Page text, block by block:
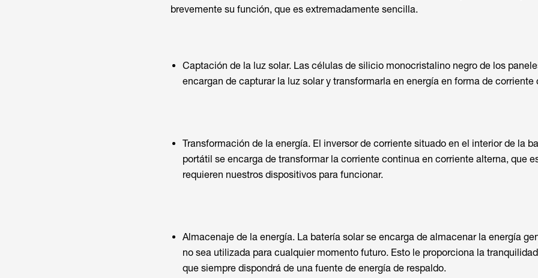
brevemente su función, que es extremadamente sencilla.
Captación de la luz solar. Las células de silicio monocristalino negro de los
encargan de capturar la luz solar y transformarla en energía en forma de corriente
Transformación de la energía. El inversor de corriente situado en el interior de la
portátil se encarga de transformar la corriente continua en corriente alterna, que
requieren nuestros dispositivos para funcionar.
Almacenaje de la energía. La batería solar se encarga de almacenar la energía
no sea utilizada para cualquier momento futuro. Esto le proporciona la
que siempre dispondrá de una fuente de energía de respaldo.